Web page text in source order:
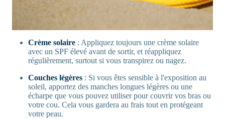
Crème solaire : Appliquez toujours une crème solaire
avec un SPF élevé avant de sortir, et réappliquez
régulièrement, surtout si vous transpirez ou nagez.
Couches légères : Si vous êtes sensible à l'exposition au
soleil, apportez des manches longues légères ou une
écharpe que vous pouvez utiliser pour couvrir vos bras ou
votre cou. Cela vous gardera au frais tout en protégeant
votre peau.